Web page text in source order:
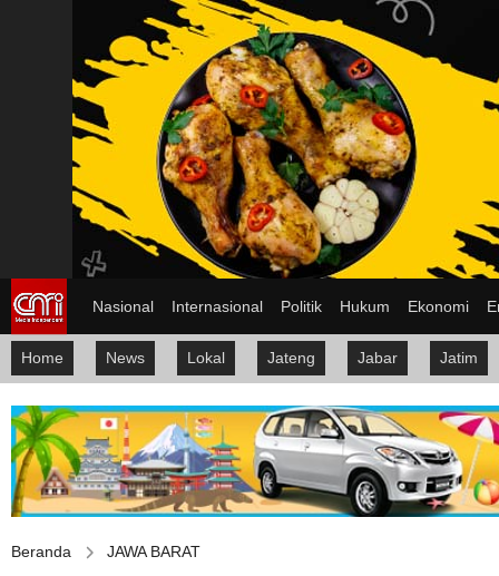
Nasional Internasional Politik Hukum Ekonomi
Home News Lokal Jateng Jabar Jatim
Beranda JAWA BARAT